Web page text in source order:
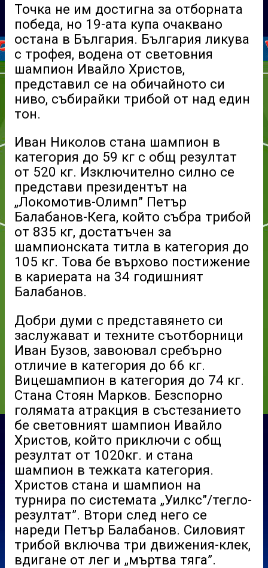
Точка не им достигна за отборната
победа, но 19-ата купа очаквано
остана в България. България ликува
с трофея, водена от световния
шампион Ивайло Христов,
представил се на обичайното си
ниво, събирайки трибой от над един
тон.
Иван Николов стана шампион в
категория до 59 кг с общ резултат
от 520 кг. Изключително силно се
представи президентът на
„Локомотив-Олимп” Петър
Балабанов-Кега, който събра трибой
от 835 кг, достатъчен за
шампионската титла в категория до
105 кг. Това бе върхово постижение
в кариерата на 34 годишният
Балабанов.
Добри думи с представянето си
заслужават и техните съотборници
Иван Бузов, завоювал сребърно
отличие в категория до 66 кг.
Вицешампион в категория до 74 кг.
Стана Стоян Марков. Безспорно
голямата атракция в състезанието
бе световният шампион Ивайло
Христов, който приключи с общ
резултат от 1020кг. и стана
шампион в тежката категория.
Христов стана и шампион на
турнира по системата „Уилкс”/тегло-
резултат”. Втори след него се
нареди Петър Балабанов. Силовият
трибой включва три движения-клек,
вдигане от лег и „мъртва тяга”.